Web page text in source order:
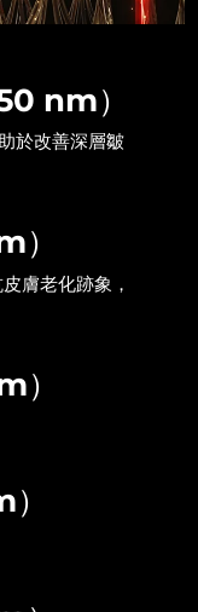
nm）
於改善深層皺
）
膚老化跡象，
）
預計送達日期8/8/26
預計送達日期8/10/26
預計送達日期
預計送達日期
預計送達日期
預計送達日期